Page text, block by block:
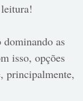
dominando as
isso, opções
principalmente,